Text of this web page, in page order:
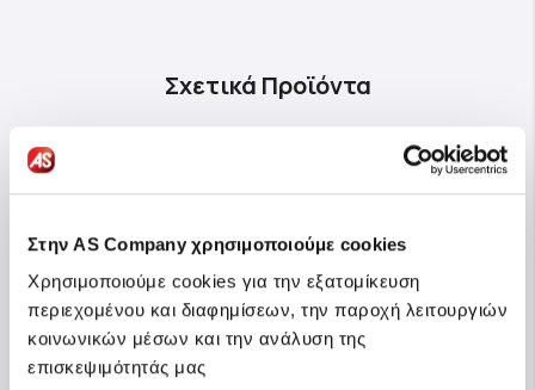
Στην AS Company χρησιμοποιούμε cookies
Χρησιμοποιούμε cookies για την εξατομίκευση
περιεχομένου και διαφημίσεων, την παροχή λειτουργιών
κοινωνικών μέσων και την ανάλυση της
επισκεψιμότητάς μας
Σχετικά Προϊόντα